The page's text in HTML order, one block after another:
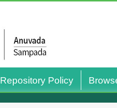
Repository Policy